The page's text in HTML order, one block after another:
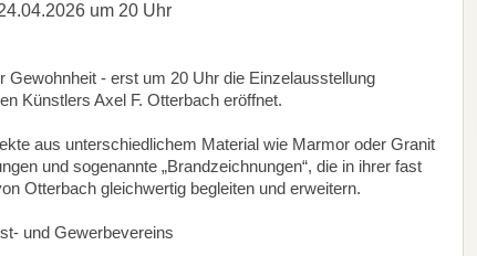
um 20 Uhr
Gewohnheit - erst um 20 Uhr die Einzelausstellung
Künstlers Axel F. Otterbach eröffnet.
aus unterschiedlichem Material wie Marmor oder Granit
und sogenannte „Brandzeichnungen“, die in ihrer fast
Otterbach gleichwertig begleiten und erweitern.
und Gewerbevereins